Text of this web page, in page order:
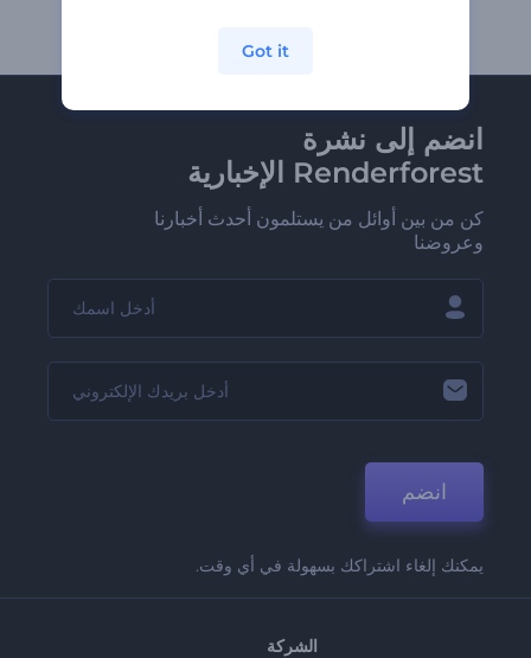
انضم إلى نشرة
Renderforest الإخبارية
كن من بين أوائل من يستلمون أحدث أخبارنا
وعروضنا
انضم
يمكنك إلغاء اشتراكك بسهولة في أي وقت.
الشركة
Got it